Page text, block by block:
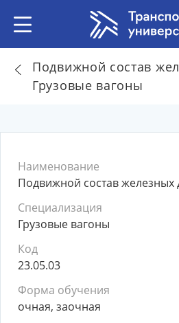
Подвижной состав
Грузовые вагоны
Наименование
Подвижной состав железных
Специализация
Грузовые вагоны
Код
23.05.03
Форма обучения
очная, заочная